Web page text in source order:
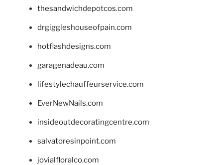
thesandwichdepotcos.com
drgiggleshouseofpain.com
hotflashdesigns.com
garagenadeau.com
lifestylechauffeurservice.com
EverNewNails.com
insideoutdecoratingcentre.com
salvatoresinpoint.com
jovialfloralco.com